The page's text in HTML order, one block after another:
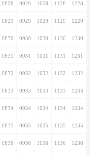
0828 0928 1028 1128 1228
0829 0929 1029 1129 1229
0830 0930 1030 1130 1230
0831 0931 1031 1131 1231
0832 0932 1032 1132 1232
0833 0933 1033 1133 1233
0834 0934 1034 1134 1234
0835 0935 1035 1135 1235
0836 0936 1036 1136 1236